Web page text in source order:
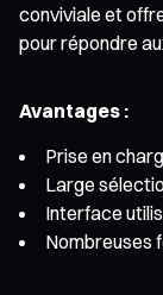
conviviale et
pour répondre
Avantages :
Prise en
Large
Interface
Nombreuses